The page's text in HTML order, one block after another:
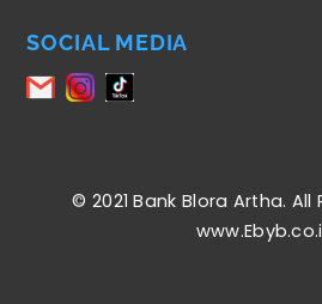
SOCIAL MEDIA
© 2021 Bank Blora Artha. All